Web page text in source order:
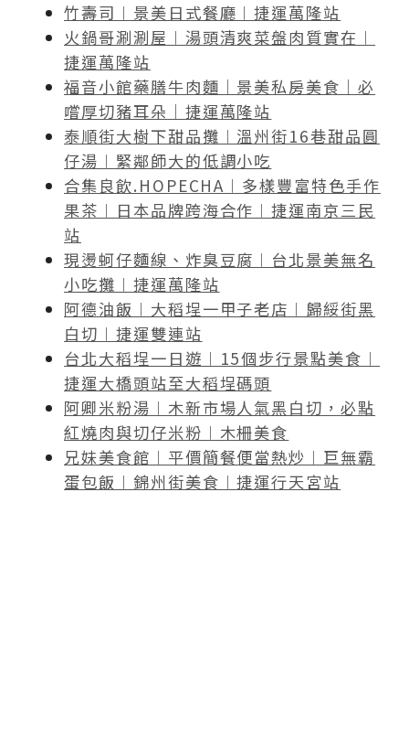
竹壽司︱景美日式餐廳︱捷運萬隆站
火鍋哥涮涮屋︱湯頭清爽菜盤肉質實在︱
捷運萬隆站
福音小館藥膳牛肉麵｜景美私房美食｜必
嚐厚切豬耳朵｜捷運萬隆站
泰順街大樹下甜品攤︱溫州街16巷甜品圓
仔湯︱緊鄰師大的低調小吃
合集良飲.HOPECHA︱多樣豐富特色手作
果茶︱日本品牌跨海合作︱捷運南京三民
站
現燙蚵仔麵線、炸臭豆腐︱台北景美無名
小吃攤︱捷運萬隆站
阿德油飯︱大稻埕一甲子老店︱歸綏街黑
白切︱捷運雙連站
台北大稻埕一日遊︱15個步行景點美食︱
捷運大橋頭站至大稻埕碼頭
阿卿米粉湯︱木新市場人氣黑白切，必點
紅燒肉與切仔米粉︱木柵美食
兄妹美食館︱平價簡餐便當熱炒︱巨無霸
蛋包飯︱錦州街美食︱捷運行天宮站